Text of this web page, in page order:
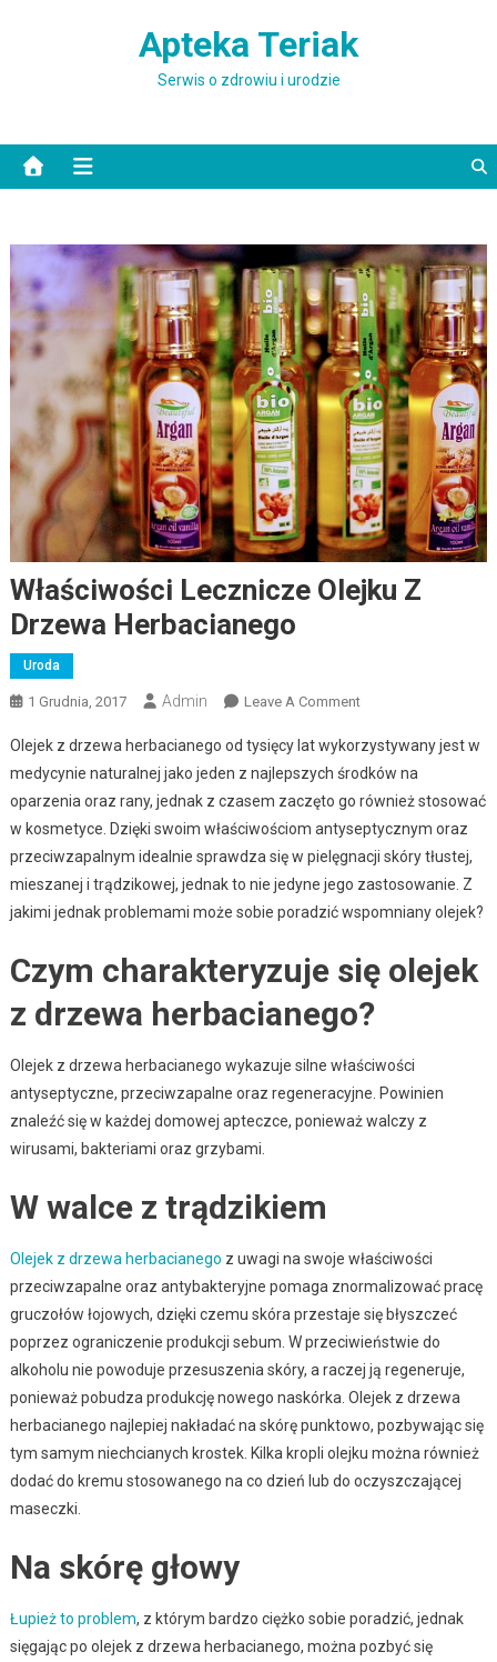
Apteka Teriak
Serwis o zdrowiu i urodzie
Właściwości Lecznicze Olejku Z
Drzewa Herbacianego
Uroda
1 Grudnia, 2017 Admin Leave A CommentOn Właściwości
Drzewa
Herbacianego
Olejek z drzewa herbacianego od tysięcy lat wykorzystywany jest w
medycynie naturalnej jako jeden z najlepszych środków na
oparzenia oraz rany, jednak z czasem zaczęto go również stosować
w kosmetyce. Dzięki swoim właściwościom antyseptycznym oraz
przeciwzapalnym idealnie sprawdza się w pielęgnacji skóry tłustej,
mieszanej i trądzikowej, jednak to nie jedyne jego zastosowanie. Z
jakimi jednak problemami może sobie poradzić wspomniany olejek?
Czym charakteryzuje się olejek
z drzewa herbacianego?
Olejek z drzewa herbacianego wykazuje silne właściwości
antyseptyczne, przeciwzapalne oraz regeneracyjne. Powinien
znaleźć się w każdej domowej apteczce, ponieważ walczy z
wirusami, bakteriami oraz grzybami.
W walce z trądzikiem
Olejek z drzewa herbacianego z uwagi na swoje właściwości
przeciwzapalne oraz antybakteryjne pomaga znormalizować pracę
gruczołów łojowych, dzięki czemu skóra przestaje się błyszczeć
poprzez ograniczenie produkcji sebum. W przeciwieństwie do
alkoholu nie powoduje przesuszenia skóry, a raczej ją regeneruje,
ponieważ pobudza produkcję nowego naskórka. Olejek z drzewa
herbacianego najlepiej nakładać na skórę punktowo, pozbywając się
tym samym niechcianych krostek. Kilka kropli olejku można również
dodać do kremu stosowanego na co dzień lub do oczyszczającej
maseczki.
Na skórę głowy
Łupież to problem, z którym bardzo ciężko sobie poradzić, jednak
sięgając po olejek z drzewa herbacianego, można pozbyć się